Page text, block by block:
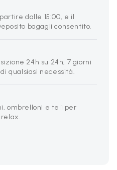
dalle 15:00, e il
bagagli consentito.
24h su 24h, 7 giorni
qualsiasi necessità.
ombrelloni e teli per